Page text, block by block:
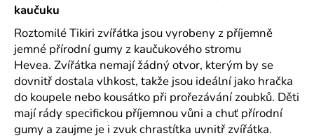
kaučuku
Roztomilé Tikiri zvířátka jsou vyrobeny z příjemně
jemné přírodní gumy z kaučukového stromu
Hevea. Zvířátka nemají žádný otvor, kterým by se
dovnitř dostala vlhkost, takže jsou ideální jako hračka
do koupele nebo kousátko při prořezávání zoubků. Děti
mají rády specifickou příjemnou vůni a chuť přírodní
gumy a zaujme je i zvuk chrastítka uvnitř zvířátka.
r
u
č
u
j
e
m
e